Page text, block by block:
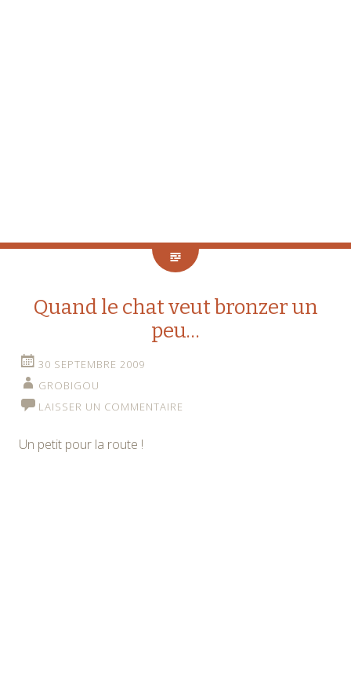
Quand le chat veut bronzer un
peu…
30 SEPTEMBRE 2009
GROBIGOU
LAISSER UN COMMENTAIRE
Un petit pour la route !